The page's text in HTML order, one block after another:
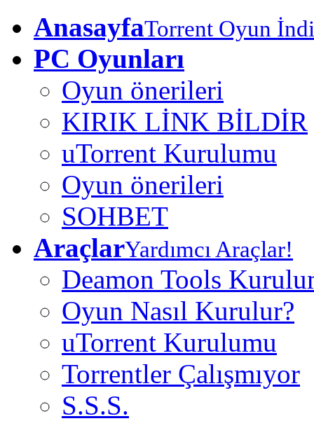
AnasayfaTorrent Oyun
PC Oyunları
Oyun önerileri
KIRIK LİNK BİLDİR
uTorrent Kurulumu
Oyun önerileri
SOHBET
AraçlarYardımcı Araçlar!
Deamon Tools
Oyun Nasıl Kurulur?
uTorrent Kurulumu
Torrentler Çalışmıyor
S.S.S.